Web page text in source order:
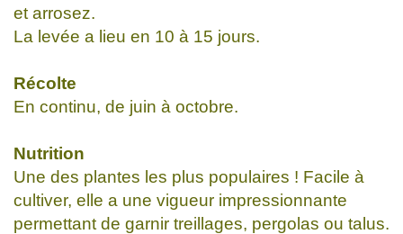
et arrosez.
La levée a lieu en 10 à 15 jours.
Récolte
En continu, de juin à octobre.
Nutrition
Une des plantes les plus populaires ! Facile à
cultiver, elle a une vigueur impressionnante
permettant de garnir treillages, pergolas ou talus.